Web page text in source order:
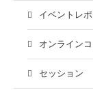
イベントレ
オンライン
セッション